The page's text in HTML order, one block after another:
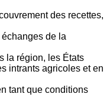
des recettes,
de la
la région, les États
intrants agricoles et en
tant que conditions